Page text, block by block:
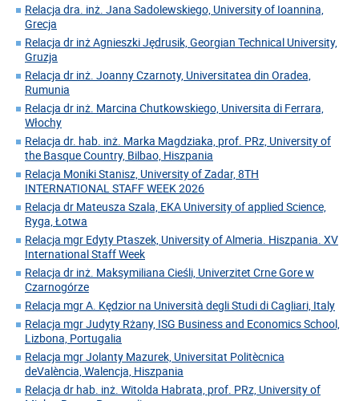
Relacja dra. inż. Jana Sadolewskiego, University of Ioannina,
Grecja
Relacja dr inż Agnieszki Jędrusik, Georgian Technical University,
Gruzja
Relacja dr inż. Joanny Czarnoty, Universitatea din Oradea,
Rumunia
Relacja dr inż. Marcina Chutkowskiego, Universita di Ferrara,
Włochy
Relacja dr. hab. inż. Marka Magdziaka, prof. PRz, University of
the Basque Country, Bilbao, Hiszpania
Relacja Moniki Stanisz, University of Zadar, 8TH
INTERNATIONAL STAFF WEEK 2026
Relacja dr Mateusza Szala, EKA University of applied Science,
Ryga, Łotwa
Relacja mgr Edyty Ptaszek, University of Almeria. Hiszpania. XV
International Staff Week
Relacja dr inż. Maksymiliana Cieśli, Univerzitet Crne Gore w
Czarnogórze
Relacja mgr A. Kędzior na Università degli Studi di Cagliari, Italy
Relacja mgr Judyty Rżany, ISG Business and Economics School,
Lizbona, Portugalia
Relacja mgr Jolanty Mazurek, Universitat Politècnica
deValència, Walencja, Hiszpania
Relacja dr hab. inż. Witolda Habrata, prof. PRz, University of